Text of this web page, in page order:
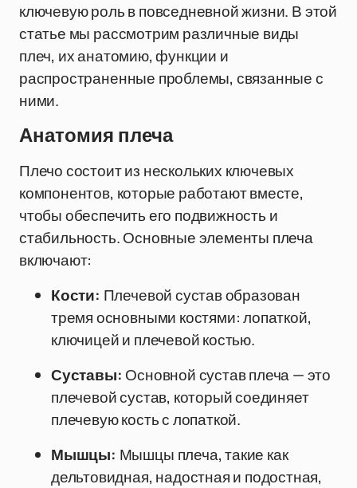
ключевую роль в повседневной жизни. В этой
статье мы рассмотрим различные виды
плеч, их анатомию, функции и
распространенные проблемы, связанные с
ними.
Анатомия плеча
Плечо состоит из нескольких ключевых
компонентов, которые работают вместе,
чтобы обеспечить его подвижность и
стабильность. Основные элементы плеча
включают:
Кости: Плечевой сустав образован
тремя основными костями: лопаткой,
ключицей и плечевой костью.
Суставы: Основной сустав плеча — это
плечевой сустав, который соединяет
плечевую кость с лопаткой.
Мышцы: Мышцы плеча, такие как
дельтовидная, надостная и подостная,